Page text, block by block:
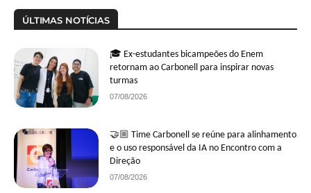
ÚLTIMAS NOTÍCIAS
🎓 Ex-estudantes bicampeões do Enem
retornam ao Carbonell para inspirar novas
turmas
07/08/2026
🤝🏼 Time Carbonell se reúne para alinhamento
e o uso responsável da IA no Encontro com a
Direção
07/08/2026